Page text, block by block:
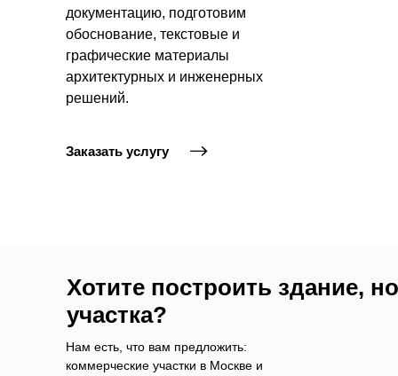
документацию, подготовим
обоснование, текстовые и
графические материалы
архитектурных и инженерных
решений.
Заказать услугу
Хотите построить здание,
участка?
Нам есть, что вам предложить:
коммерческие участки в Москве и